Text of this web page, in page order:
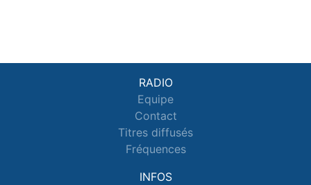
RADIO
Equipe
Contact
Titres diffusés
Fréquences
INFOS